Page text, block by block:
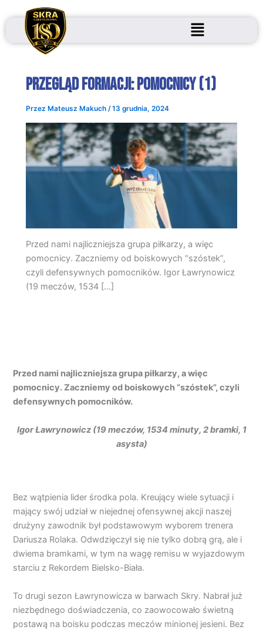
do
Przegląd formacji: Pomocnicy (1)
Przez Mateusz Makuch /13 grudnia, 2024
Przed nami najliczniejsza grupa piłkarzy, a więc
pomocnicy. Zaczniemy od boiskowych “szóstek”,
czyli defensywnych pomocników. Igor Ławrynowicz
(19 meczów, 1534 […]
Przed nami najliczniejsza grupa piłkarzy, a więc
pomocnicy. Zaczniemy od boiskowych “szóstek”, czyli
defensywnych pomocników.
Igor Ławrynowicz (19 meczów, 1534 minuty, 2 bramki, 1
asysta)
Bez wątpienia lider środka pola. Kreujący wiele sytuacji i
mający swój udział w niejednej ofensywnej akcji naszej
drużyny zawodnik był podstawowym wyborem trenera
Dariusza Rolaka. Odwdzięczył się nie tylko dobrą grą, ale i
dwiema bramkami, w tym na wagę remisu w wyjazdowym
starciu z Rekordem Bielsko-Biała.
To drugi sezon Ławrynowicza w barwach Skry. Nabrał już
niezbędnego doświadczenia, co zaowocowało świetną
postawą na boisku podczas meczów minionej jesieni. Bez